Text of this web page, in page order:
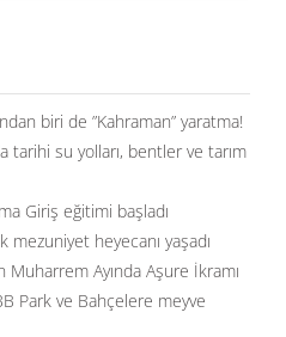
biri de ”Kahraman” yaratma!
tarihi su yolları, bentler ve tarım
Giriş eğitimi başladı
mezuniyet heyecanı yaşadı
Muharrem Ayında Aşure İkramı
Park ve Bahçelere meyve